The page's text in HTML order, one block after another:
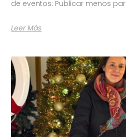
de eventos: Publicar menos
Leer Más